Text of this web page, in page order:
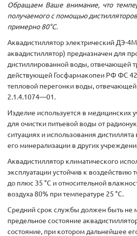
Обращаем Ваше внимание, что
получаемого с помощью
примерно 80°С.
Аквадистиллятор электрический ДЭ-
аквадистиллятор) предназначен для
дистиллированной воды, отвечающей
действующей Госфармакопеи РФ ФС
тепловой перегонки воды,
2.1.4.1074—01.
Изделие используется в медицинских
для очистки питьевой воды от
ситуациях и использования
его минерализации в других
Аквадистиллятор климатического
эксплуатации устойчив к воздействию
до плюс 35 °С и относительной
воздуха 80% при температуре 25 °С.
Средний срок службы должен быть не
предельное состояние
состояние, при котором дальнейшее